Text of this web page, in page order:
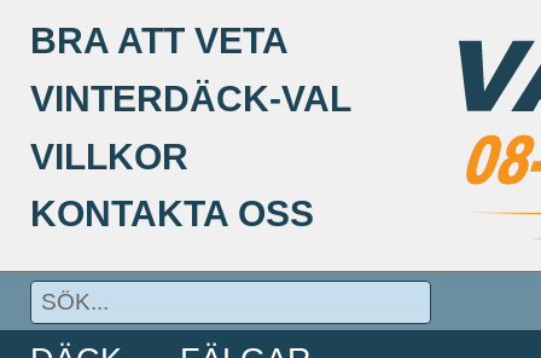
BRA ATT VETA
VINTERDÄCK-VAL
VILLKOR
KONTAKTA OSS